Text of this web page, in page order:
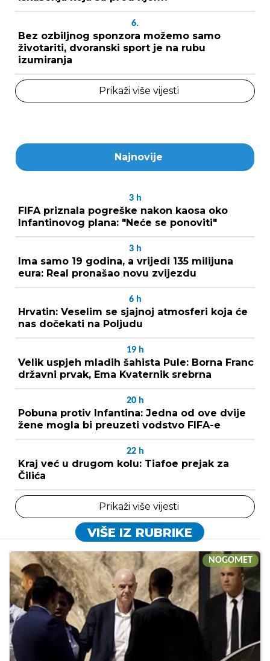
6.
Bez ozbiljnog sponzora možemo samo
životariti, dvoranski sport je na rubu
izumiranja
Prikaži više vijesti
Najnovije
3 h
FIFA priznala pogreške nakon kaosa oko
Infantinovog plana: "Neće se ponoviti"
3 h
Ima samo 19 godina, a vrijedi 135 milijuna
eura: Real pronašao novu zvijezdu
6 h
Hrvatin: Veselim se sjajnoj atmosferi koja će
nas dočekati na Poljudu
19 h
Velik uspjeh mladih šahista Pule: Borna Franc
državni prvak, Ema Kvaternik srebrna
20 h
Pobuna protiv Infantina: Jedna od ove dvije
žene mogla bi preuzeti vodstvo FIFA-e
22 h
Kraj već u drugom kolu: Tiafoe prejak za
Čilića
Prikaži više vijesti
VIŠE IZ RUBRIKE
NOGOMET